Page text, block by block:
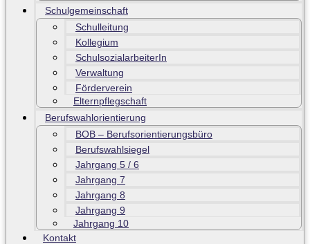
Schulgemeinschaft
Schulleitung
Kollegium
SchulsozialarbeiterIn
Verwaltung
Förderverein
Elternpflegschaft
Berufswahlorientierung
BOB – Berufsorientierungsbüro
Berufswahlsiegel
Jahrgang 5 / 6
Jahrgang 7
Jahrgang 8
Jahrgang 9
Jahrgang 10
Kontakt